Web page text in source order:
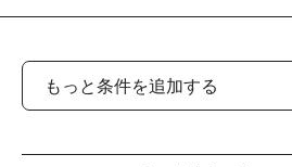
もっと条件を追加する